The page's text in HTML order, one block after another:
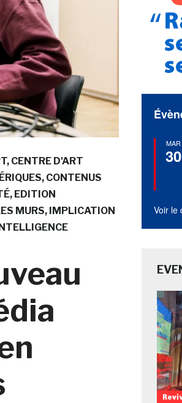
CENTRE D'ART
CONTENUS
EDITION
MURS IMPLICATION
MAR
30
Voir le